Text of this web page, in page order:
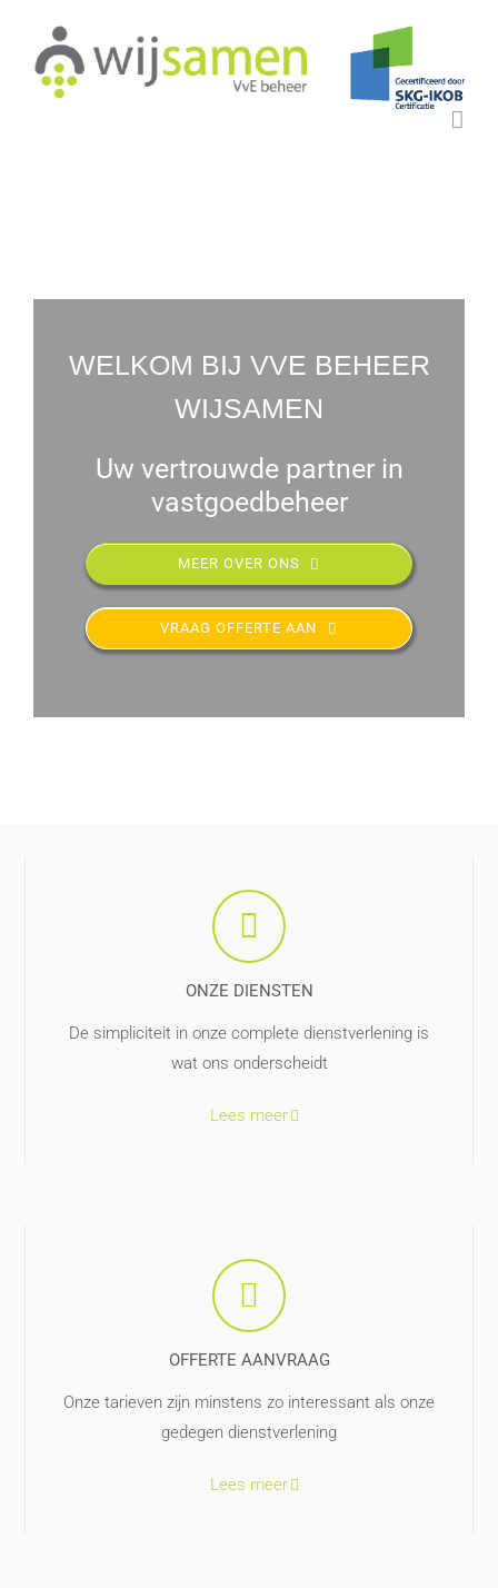
WELKOM BIJ VVE BEHEER
WIJSAMEN
Uw vertrouwde partner in
vastgoedbeheer
MEER OVER ONS
VRAAG OFFERTE AAN
ONZE DIENSTEN
De simpliciteit in onze complete dienstverlening is
wat ons onderscheidt
Lees meer
OFFERTE AANVRAAG
Onze tarieven zijn minstens zo interessant als onze
gedegen dienstverlening
Lees meer